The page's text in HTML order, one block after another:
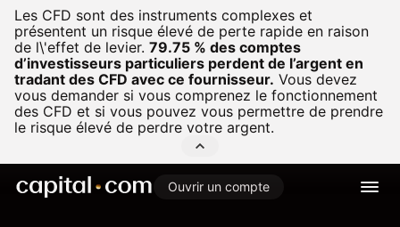
Les CFD sont des instruments complexes et
présentent un risque élevé de perte rapide en raison
de l\'effet de levier. 79.75 % des comptes
d’investisseurs particuliers perdent de l’argent en
tradant des CFD avec ce fournisseur. Vous devez
vous demander si vous comprenez le fonctionnement
des CFD et si vous pouvez vous permettre de prendre
le risque élevé de perdre votre argent.
Ouvrir un compte